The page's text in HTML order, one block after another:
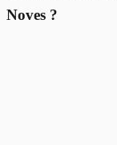
Noves ?